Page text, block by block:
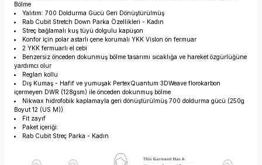
Bölme
Yalıtım: 700 Doldurma Gücü Geri Dönüştürülmüş
Rab Cubit Stretch Down Parka Özellikleri - Kadın
Streç bağlamalı kuş tüyü dolgulu kapüşon
Konfor için polar astarlı çene korumalı YKK Vislon ön fermuar
2 YKK fermuarlı el cebi
Benzersiz önceden dokunmuş bölme tasarımı sıcaklığa ve hareket özgürlüğüne
yardımcı olur
Reglan kollu
Dış Kumaş - Hafif ve yumuşak PertexQuantum 3DWeave florokarbon
içermeyen DWR (128gsm) ile önceden dokunmuş bölme
Nikwax hidrofobik kaplamayla geri dönüştürülmüş 700 doldurma gücü (250g
Boyut 12 (US M))
Fit zayıf
Paket içeriği:
Rab Cubit Streç Parka - Kadın